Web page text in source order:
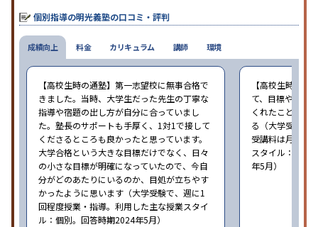
個別指導の明光義塾の口コミ・評判
成績向上
【高校生時の通塾】第一志望校に無事合格で
きました。当時、大学生だった先生の丁寧な
指導や宿題の出し方が自分に合っていまし
た。塾長のサポートも手厚く、1対1で接して
くださるところも良かったと思っています。
大学合格という大きな目標だけでなく、日々
の小さな目標が明確になっていたので、今自
分がどのあたりにいるのか、目処が立ちやす
かったように思います（大学受験で、週に1
回程度授業・指導。利用した主な授業スタイ
ル：個別。回答時期2024年5月）
【高校生時の通
て、目標や勉強
くれたことが、
る（大学受験で
受講料は月
スタイル：個別
年5月）
料金 カリキュラム 講師 環境